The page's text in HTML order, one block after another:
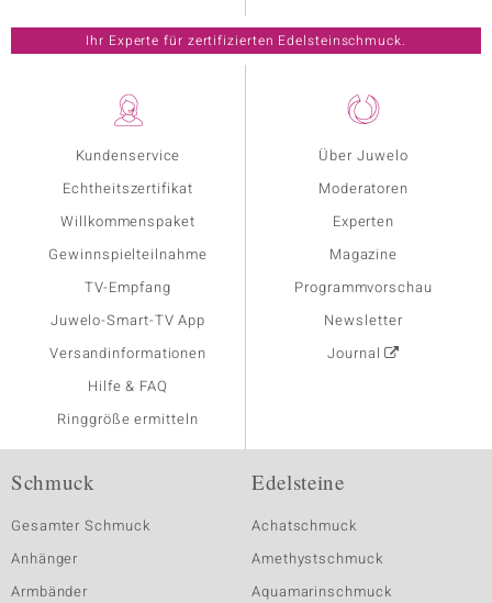
Kundenservice
Echtheitszertifikat
Willkommenspaket
Gewinnspielteilnahme
TV-Empfang
Juwelo-Smart-TV App
Versandinformationen
Hilfe & FAQ
Ringgröße ermitteln
Über Juwelo
Moderatoren
Experten
Magazine
Programmvorschau
Newsletter
Journal
Ihr Experte für zertifizierten Edelsteinschmuck.
Schmuck
Gesamter Schmuck
Anhänger
Armbänder
Edelsteine
Achatschmuck
Amethystschmuck
Aquamarinschmuck